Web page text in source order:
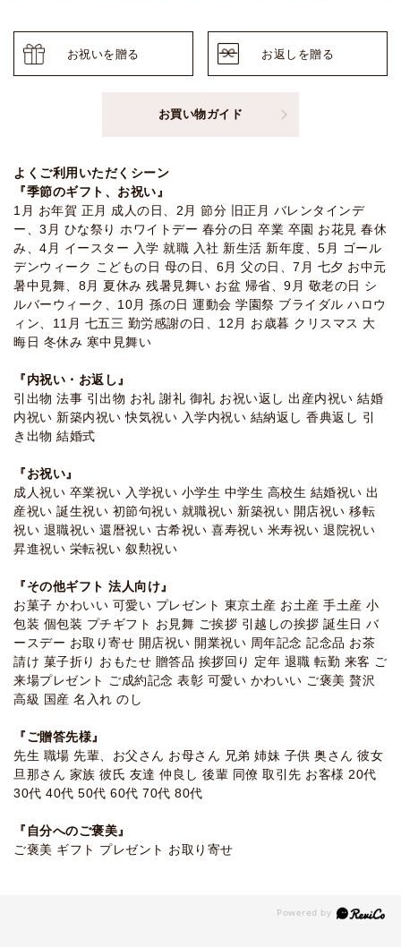
お祝いを贈る お返しを贈る
お買い物ガイド
よくご利用いただくシーン
『季節のギフト、お祝い』
1月 お年賀 正月 成人の日、2月 節分 旧正月 バレンタインデ
ー、3月 ひな祭り ホワイトデー 春分の日 卒業 卒園 お花見 春休
み、4月 イースター 入学 就職 入社 新生活 新年度、5月 ゴール
デンウィーク こどもの日 母の日、6月 父の日、7月 七夕 お中元
暑中見舞、8月 夏休み 残暑見舞い お盆 帰省、9月 敬老の日 シ
ルバーウィーク、10月 孫の日 運動会 学園祭 ブライダル ハロウ
ィン、11月 七五三 勤労感謝の日、12月 お歳暮 クリスマス 大
晦日 冬休み 寒中見舞い
『内祝い・お返し』
引出物 法事 引出物 お礼 謝礼 御礼 お祝い返し 出産内祝い 結婚
内祝い 新築内祝い 快気祝い 入学内祝い 結納返し 香典返し 引
き出物 結婚式
『お祝い』
成人祝い 卒業祝い 入学祝い 小学生 中学生 高校生 結婚祝い 出
産祝い 誕生祝い 初節句祝い 就職祝い 新築祝い 開店祝い 移転
祝い 退職祝い 還暦祝い 古希祝い 喜寿祝い 米寿祝い 退院祝い
昇進祝い 栄転祝い 叙勲祝い
『その他ギフト 法人向け』
お菓子 かわいい 可愛い プレゼント 東京土産 お土産 手土産 小
包装 個包装 プチギフト お見舞 ご挨拶 引越しの挨拶 誕生日 バ
ースデー お取り寄せ 開店祝い 開業祝い 周年記念 記念品 お茶
請け 菓子折り おもたせ 贈答品 挨拶回り 定年 退職 転勤 来客 ご
来場プレゼント ご成約記念 表彰 可愛い かわいい ご褒美 贅沢
高級 国産 名入れ のし
『ご贈答先様』
先生 職場 先輩、お父さん お母さん 兄弟 姉妹 子供 奥さん 彼女
旦那さん 家族 彼氏 友達 仲良し 後輩 同僚 取引先 お客様 20代
30代 40代 50代 60代 70代 80代
『自分へのご褒美』
ご褒美 ギフト プレゼント お取り寄せ